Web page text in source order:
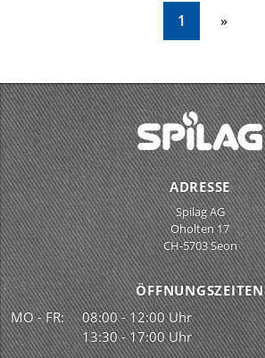
1
ADRESSE
Spilag AG
Oholten 17
CH-5703 Seon
ÖFFNUNGSZEITEN
MO - FR:
08:00 - 12:00 Uhr
13:30 - 17:00 Uhr